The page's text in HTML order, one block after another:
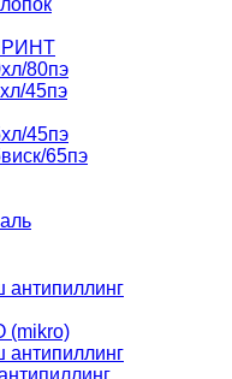
80пэ
45пэ
45пэ
65пэ
антипиллинг
(mikro)
антипиллинг